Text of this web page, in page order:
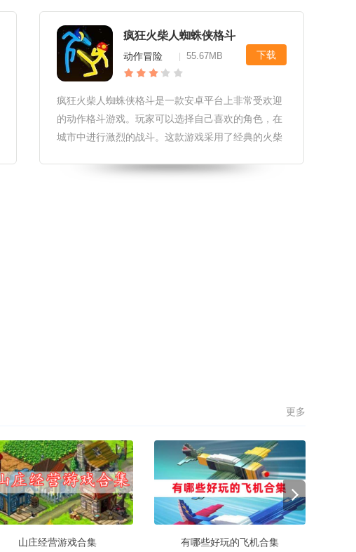
疯狂火柴人蜘蛛侠格斗
动作冒险 55.67MB 下载
疯狂火柴人蜘蛛侠格斗是一款安卓平台上非常受欢迎
的动作格斗游戏。玩家可以选择自己喜欢的角色，在
城市中进行激烈的战斗。这款游戏采用了经典的火柴
不同的角色。除此之外，游戏还加入了许多道具和关
更多
山庄经营游戏合集 有哪些好玩的飞机合集